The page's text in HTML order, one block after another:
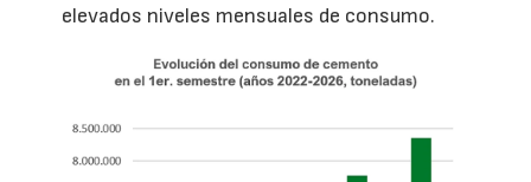
elevados niveles mensuales de consumo.